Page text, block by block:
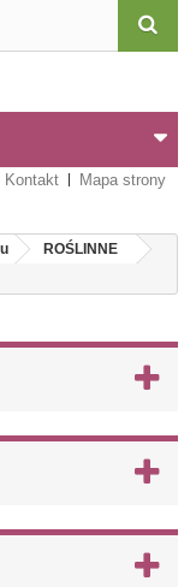
Kontakt Mapa strony
ROŚLINNE